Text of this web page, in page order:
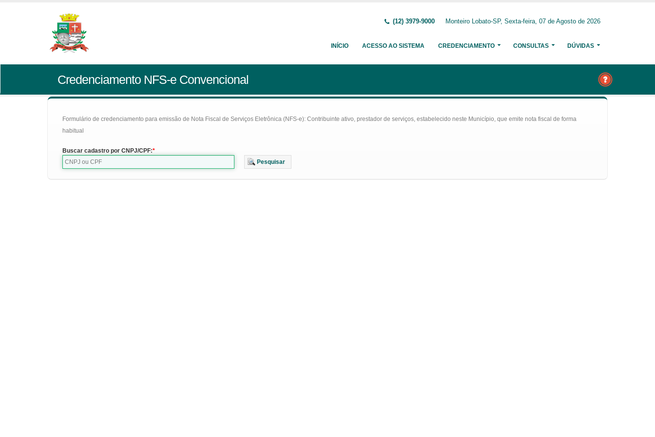
(12) 3979-9000 Monteiro Lobato-SP, Sexta-feira, 07 de Agosto de 2026
INÍCIO ACESSO AO SISTEMA CREDENCIAMENTO CONSULTAS DÚVIDAS
Credenciamento NFS-e Convencional
Formulário de credenciamento para emissão de Nota Fiscal de Serviços Eletrônica (NFS-e): Contribuinte ativo, prestador de serviços, estabelecido neste Município, que emite nota fiscal de forma
habitual
Buscar cadastro por CNPJ/CPF:
Pesquisar